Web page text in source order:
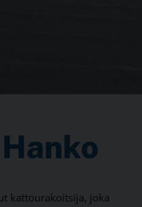
kattourakoitsija, joka